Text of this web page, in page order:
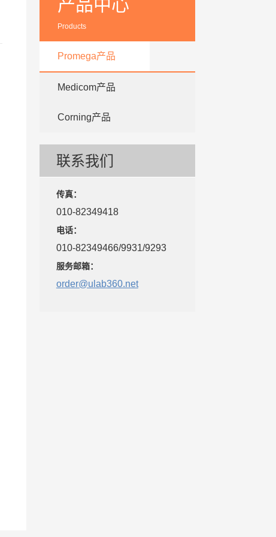
产品中心
Products
Promega产品
Medicom产品
Corning产品
联系我们
传真：
010-82349418
电话：
010-82349466/9931/9293
服务邮箱：
order@ulab360.net